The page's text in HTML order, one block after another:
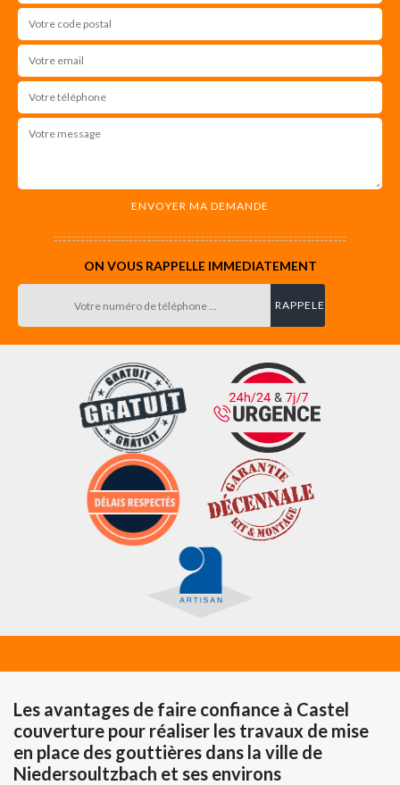
ON VOUS RAPPELLE IMMEDIATEMENT
Les avantages de faire confiance à Castel
couverture pour réaliser les travaux de mise
en place des gouttières dans la ville de
Niedersoultzbach et ses environs